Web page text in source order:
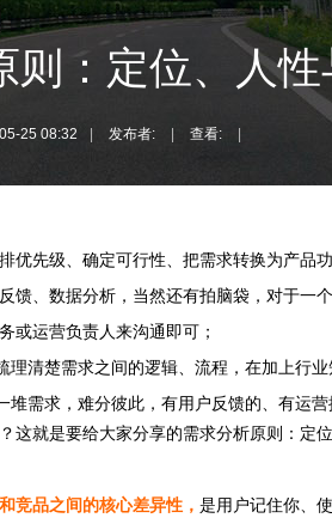
则：定位、人
25 08:32 发布者: 查看:
先级、确定可行性、把需求转换为产品功
、数据分析，当然还有拍脑袋，对于一
或运营负责人来沟通即可；
清楚需求之间的逻辑、流程，在加上行
需求，难分彼此，有用户反馈的、有运
就是要给大家分享的需求分析原则：定位
竞品之间的核心差异性， 是用户记住你、